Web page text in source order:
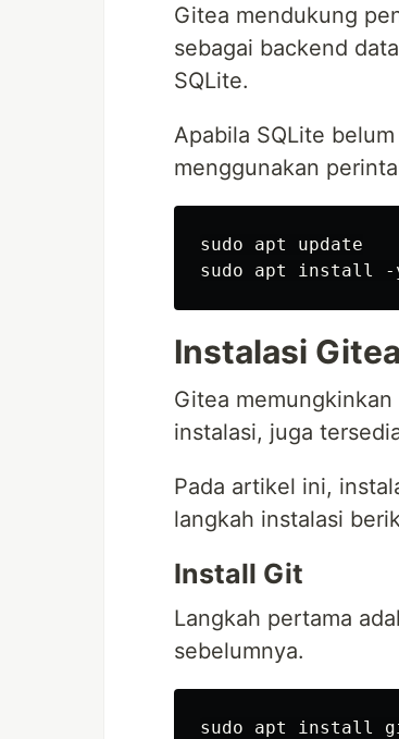
Gitea mendukung
sebagai backend
SQLite.
Apabila SQLite
menggunakan
sudo apt update
Instalasi Gitea
Gitea
instalasi, juga
Pada artikel ini,
langkah instalasi
Install Git
Langkah pertama
sebelumnya.